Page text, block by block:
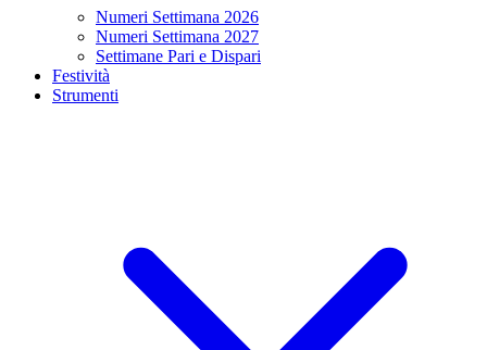
Numeri Settimana 2026
Numeri Settimana 2027
Settimane Pari e Dispari
Festività
Strumenti